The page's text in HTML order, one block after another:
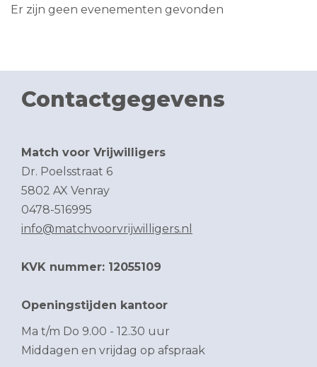
Er zijn geen evenementen gevonden
Contactgegevens
Match voor Vrijwilligers
Dr. Poelsstraat 6
5802 AX Venray
0478-516995
info@matchvoorvrijwilligers.nl
KVK nummer: 12055109
Openingstijden kantoor
Ma t/m Do 9.00 - 12.30 uur
Middagen en vrijdag op afspraak